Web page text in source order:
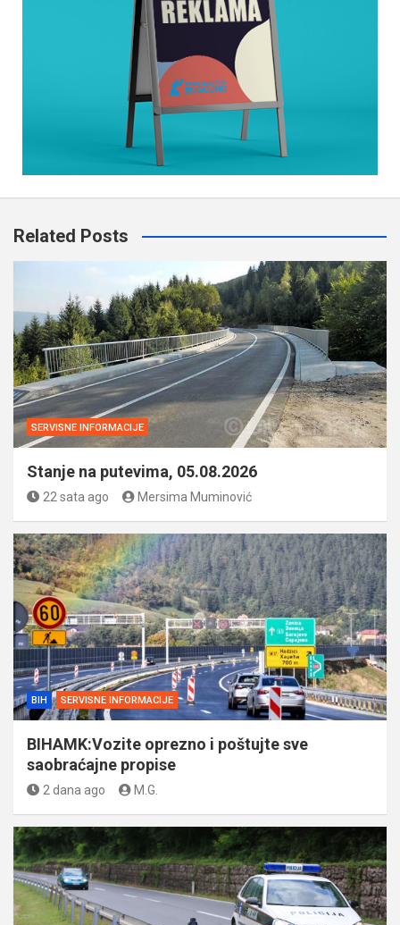
Related Posts
SERVISNE INFORMACIJE
Stanje na putevima, 05.08.2026
22 sata ago Mersima Muminović
BIH SERVISNE INFORMACIJE
BIHAMK:Vozite oprezno i poštujte sve
saobraćajne propise
2 dana ago M.G.